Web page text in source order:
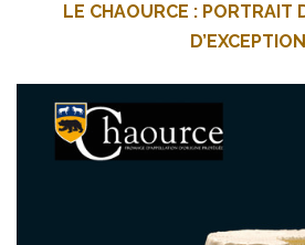
LE CHAOURCE : PORTRAIT
D’EXCEPTION